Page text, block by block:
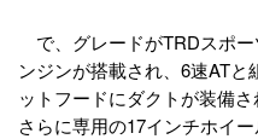
で、グレードがTRDスポ
ンジンが搭載され、6速AT
ットフードにダクトが装備さ
さらに専用の17インチホイー